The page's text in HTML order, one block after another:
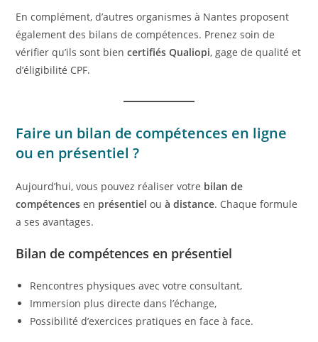
En complément, d’autres organismes à Nantes proposent
également des bilans de compétences. Prenez soin de
vérifier qu’ils sont biencertifiés Qualiopi, gage de qualité et
d’éligibilité CPF.
Faire un bilan de compétences en ligne
ou en présentiel ?
Aujourd’hui, vous pouvez réaliser votre bilan de
compétences en présentiel ouà distance. Chaque formule
a ses avantages.
Bilan de compétences en présentiel
Rencontres physiques avec votre consultant,
Immersion plus directe dans l’échange,
Possibilité d’exercices pratiques en face à face.